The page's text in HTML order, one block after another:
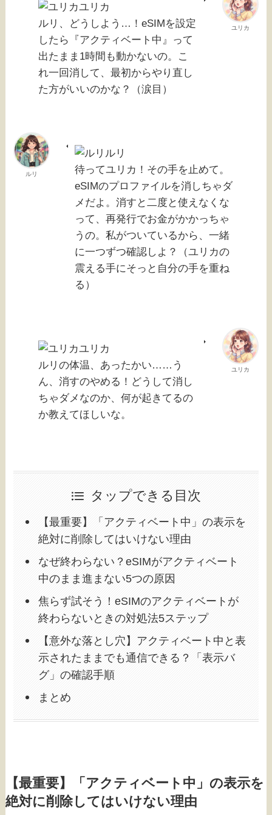
ユリカ
ユリカ
ルリ、どうしよう…！eSIMを設定
したら『アクティベート中』って
出たまま1時間も動かないの。こ
れ一回消して、最初からやり直し
た方がいいのかな？（涙目）
ルリ
ルリ
待ってユリカ！その手を止めて。
eSIMのプロファイルを消しちゃダ
メだよ。消すと二度と使えなくな
って、再発行でお金がかかっちゃ
うの。私がついているから、一緒
に一つずつ確認しよ？（ユリカの
震える手にそっと自分の手を重ね
る）
ユリカ
ユリカ
ルリの体温、あったかい……う
ん、消すのやめる！どうして消し
ちゃダメなのか、何が起きてるの
か教えてほしいな。
タップできる目次
【最重要】「アクティベート中」の表示を
絶対に削除してはいけない理由
なぜ終わらない？eSIMがアクティベート
中のまま進まない5つの原因
焦らず試そう！eSIMのアクティベートが
終わらないときの対処法5ステップ
【意外な落とし穴】アクティベート中と表
示されたままでも通信できる？「表示バ
グ」の確認手順
まとめ
【最重要】「アクティベート中」の表示を
絶対に削除してはいけない理由